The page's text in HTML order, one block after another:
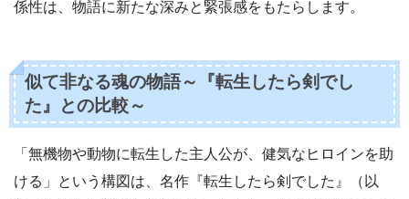
係性は、物語に新たな深みと緊張感をもたらします。
似て非なる魂の物語～『転生したら剣でし
た』との比較～
「無機物や動物に転生した主人公が、健気なヒロインを助
ける」という構図は、名作『転生したら剣でした』（以